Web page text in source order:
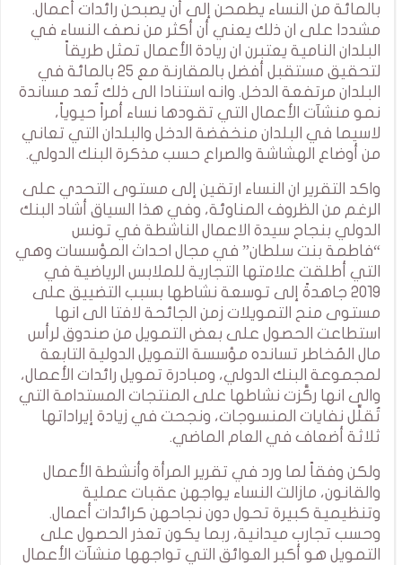
بالمائة من النساء يطمحن إلى أن يصبحن رائدات أعمال.
مشددا على ان ذلك يعني أن أكثر من نصف النساء في
البلدان النامية يعتبرن ان ريادة الأعمال تمثل طريقاً
لتحقيق مستقبل أفضل بالمقارنة مع 25 بالمائة في
البلدان مرتفعة الدخل. وانه استنادا الى ذلك تُعد مساندة
نمو منشآت الأعمال التي تقودها نساء أمراً حيوياً،
لاسيما في البلدان منخفضة الدخل والبلدان التي تعاني
من أوضاع الهشاشة والصراع حسب مذكرة البنك الدولي.
واكد التقرير ان النساء ارتقين إلى مستوى التحدي على
الرغم من الظروف المناوئة، وفي هذا السياق أشاد البنك
الدولي بنجاح سيدة الاعمال الناشطة في تونس
“فاطمة بنت سلطان” في مجال احداث المؤسسات وهي
التي أطلقت علامتها التجارية للملابس الرياضية في
2019 جاهدةً إلى توسعة نشاطها بسبب التضييق على
مستوى منح التمويلات زمن الجائحة لافتا الى انها
استطاعت الحصول على بعض التمويل من صندوق لرأس
مال المُخاطر تسانده مؤسسة التمويل الدولية التابعة
لمجموعة البنك الدولي، ومبادرة تمويل رائدات الأعمال،
والى انها ركَّزت نشاطها على المنتجات المستدامة التي
تُقلِّل نفايات المنسوجات، ونجحت في زيادة إيراداتها
ثلاثة أضعاف في العام الماضي.
ولكن وفقاً لما ورد في تقرير المرأة وأنشطة الأعمال
والقانون، مازالت النساء يواجهن عقبات عملية
وتنظيمية كبيرة تحول دون نجاحهن كرائدات أعمال.
وحسب تجارب ميدانية، ربما يكون تعذر الحصول على
التمويل هو أكبر العوائق التي تواجهها منشآت الأعمال